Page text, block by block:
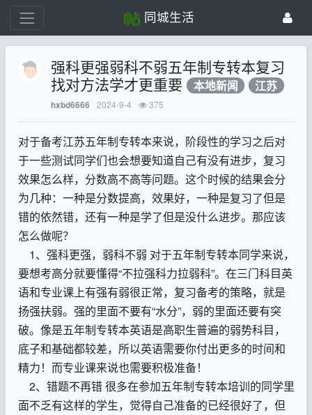
同城生活
强科更强弱科不弱五年制专转本复习
找对方法学才更重要 本地新闻 江苏
hxbd6666 2024-9-4 375
对于备考江苏五年制专转本来说，阶段性的学习之后对
于一些测试同学们也会想要知道自己有没有进步，复习
效果怎么样，分数高不高等问题。这个时候的结果会分
为几种：一种是分数提高，效果好，一种是复习了但是
错的依然错，还有一种是学了但是没什么进步。那应该
怎么做呢？
1、强科更强，弱科不弱 对于五年制专转本同学来说，
要想考高分就要懂得“不拉强科力拉弱科”。在三门科目英
语和专业课上有强有弱很正常，复习备考的策略，就是
扬强扶弱。强的里面不要有“水分”，弱的里面还要有突
破。像是五年制专转本英语是高职生普遍的弱势科目，
底子和基础都较差，所以英语需要你付出更多的时间和
精力！而专业课来说也需要积极准备！
2、错题不再错 很多在参加五年制专转本培训的同学里
面不乏有这样的学生，觉得自己准备的已经很好了，但